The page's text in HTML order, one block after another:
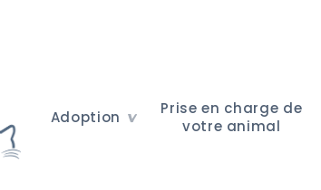
Adoption
Prise en charge de
votre animal